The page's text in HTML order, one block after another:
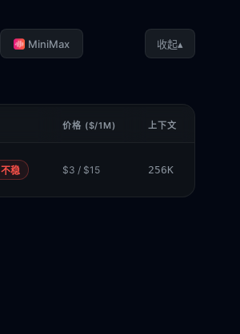
MiniMax 收起▴
价格 ($/1M) 上下文
不稳 $3 / $15 256K